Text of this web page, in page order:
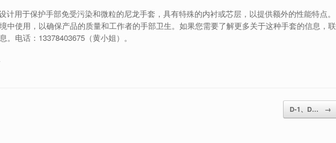
计用于保护手部免受污染和微粒的尼龙手套，具有特殊的内衬或芯层，以提供额外的性能特点。
中使用，以确保产品的质量和工作者的手部卫生。如果您需要了解更多关于这种手套的信息，联
电话：13378403675（黄小姐）。
D-1、D… →